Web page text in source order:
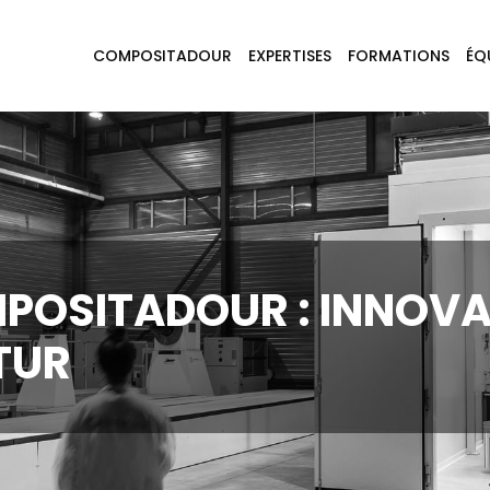
COMPOSITADOUR
EXPERTISES FORMATIONS
: